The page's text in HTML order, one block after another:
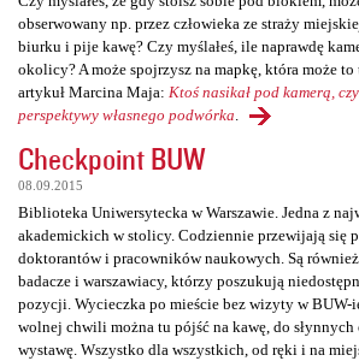
obserwowany np. przez człowieka ze straży
biurku i pije kawę? Czy myślałeś, ile naprawdę
okolicy? A może spojrzysz na mapkę, która może to
artykuł Marcina Maja: Ktoś nasikał pod kamerą,
perspektywy własnego podwórka
Checkpoint BUW
08.09.2015
Biblioteka Uniwersytecka w Warszawie. Jedna z
akademickich w stolicy. Codziennie przewijają się
doktorantów i pracowników naukowych. Są
badacze i warszawiacy, którzy poszukują
pozycji. Wycieczka po mieście bez wizyty w BUW-
wolnej chwili można tu pójść na kawę, do
wystawę. Wszystko dla wszystkich, od ręki i na